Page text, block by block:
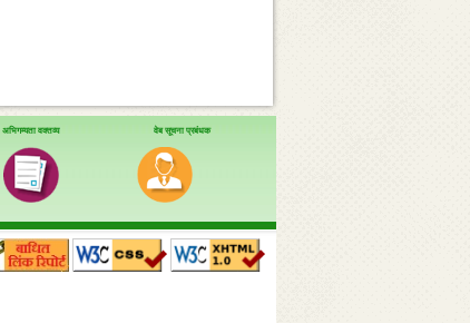
अभिगम्यता वक्तव्य वेब सूचना प्रबंधक